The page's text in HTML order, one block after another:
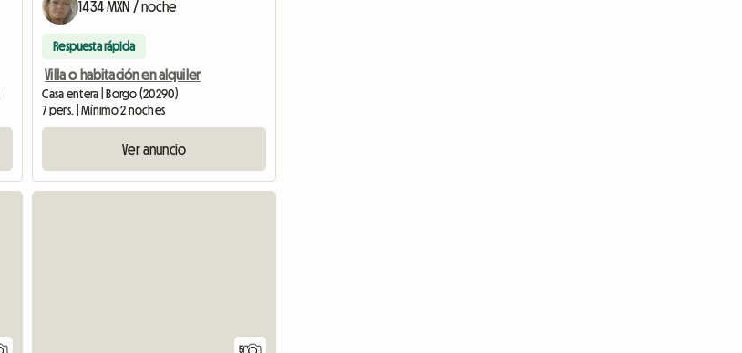
1434 MXN / noche
Respuesta rápida
Villa o habitación en alquiler
Casa entera | Borgo (20290)
7 pers. | Mínimo 2 noches
Ver anuncio
5